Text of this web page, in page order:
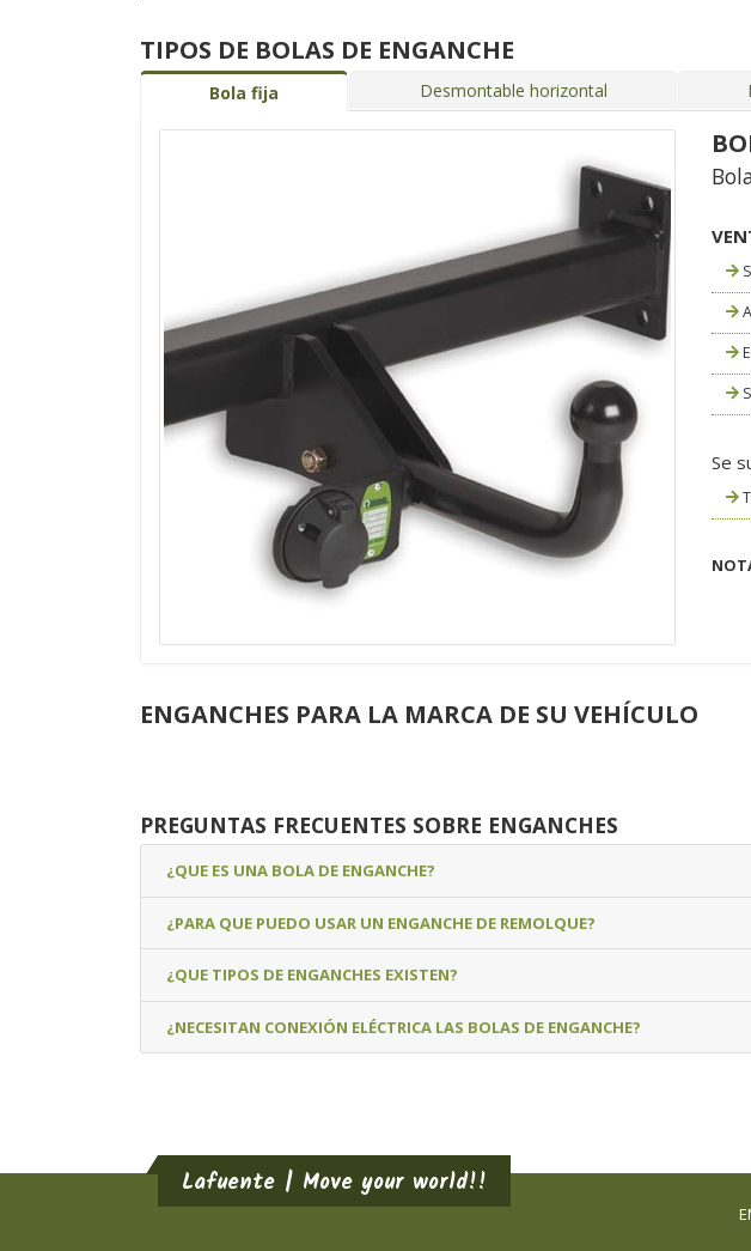
TIPOS DE BOLAS DE ENGANCHE
Bola fija Desmontable horizontal
Se
ENGANCHES PARA LA MARCA DE SU VEHÍCULO
PREGUNTAS FRECUENTES SOBRE ENGANCHES
¿QUE ES UNA BOLA DE ENGANCHE?
¿PARA QUE PUEDO USAR UN ENGANCHE DE REMOLQUE?
¿QUE TIPOS DE ENGANCHES EXISTEN?
¿NECESITAN CONEXIÓN ELÉCTRICA LAS BOLAS DE ENGANCHE?
Lafuente | Move your world!!